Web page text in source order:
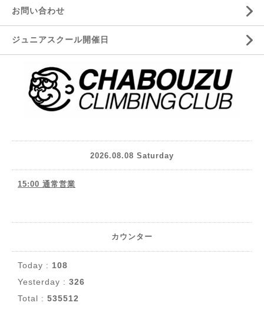
お問い合わせ
ジュニアスクール開催日
2026.08.08 Saturday
15:00 通常営業
カウンター
Today : 108
Yesterday : 326
Total : 535512